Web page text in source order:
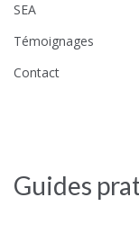
SEA
Témoignages
Contact
Guides